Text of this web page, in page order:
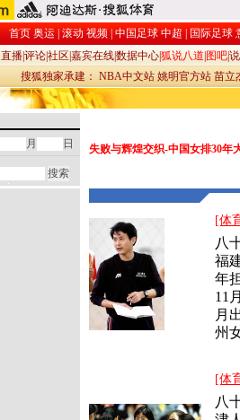
首页 奥运| 滚动 视频| 中国足球 中超 国际足球
直播评论社区 嘉宾在线数据中心狐说八道 图吧
搜狐独家承建： NBA中文站 姚明官方站 苗立
月 日 失败与辉煌交织-中国女排30年
[体
八
福
年
11
月
州
[体
八